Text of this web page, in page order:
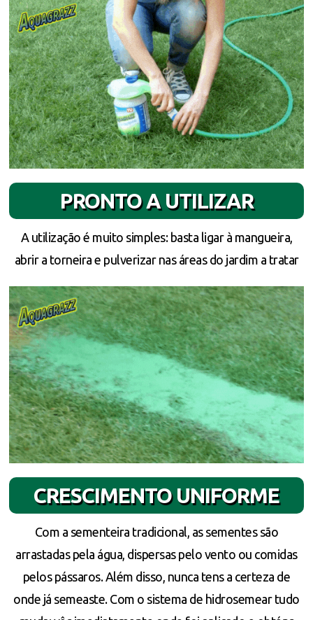
PRONTO A UTILIZAR
A utilização é muito simples: basta ligar à mangueira,
abrir a torneira e pulverizar nas áreas do jardim a tratar
CRESCIMENTO UNIFORME
Com a sementeira tradicional, as sementes são
arrastadas pela água, dispersas pelo vento ou comidas
pelos pássaros. Além disso, nunca tens a certeza de
onde já semeaste. Com o sistema de hidrosemear tudo